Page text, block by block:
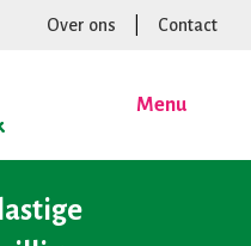
Over ons Contact
Menu